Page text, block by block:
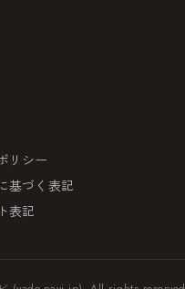
リシー
基づく表記
表記